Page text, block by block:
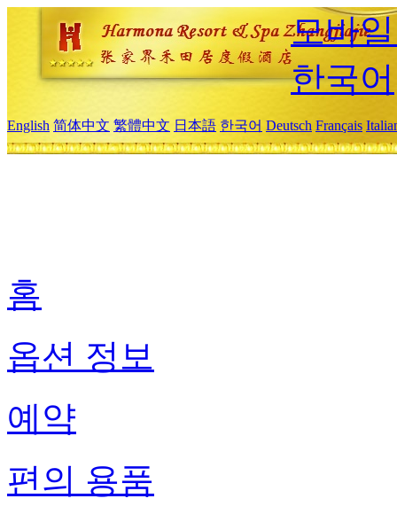
모바
한국어
English 简体中文 繁體中文 日本語 한국어 Deutsch Français
홈
옵션 정보
예약
편의 용품